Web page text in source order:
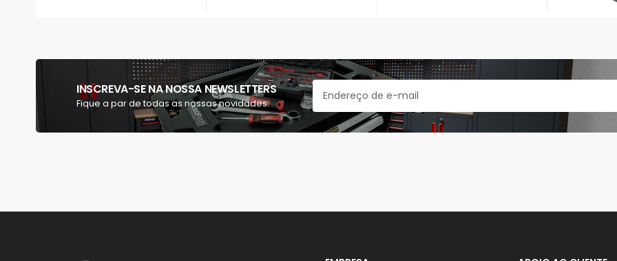
INSCREVA-SE NA NOSSA NEWSLETTERS
Fique a par de todas as nossas novidades.